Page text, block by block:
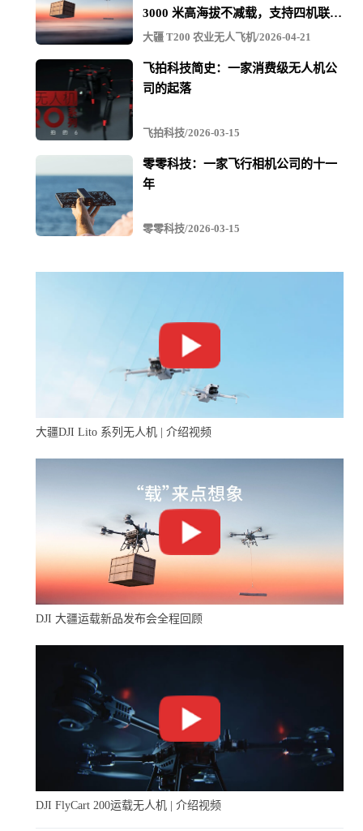
3000 米高海拔不减载，支持四机联吊
最多600KG
大疆 T200 农业无人飞机/2026-04-21
飞拍科技简史：一家消费级无人机公
司的起落
飞拍科技/2026-03-15
零零科技：一家飞行相机公司的十一
年
零零科技/2026-03-15
大疆DJI Lito 系列无人机 | 介绍视频
DJI 大疆运载新品发布会全程回顾
DJI FlyCart 200运载无人机 | 介绍视频